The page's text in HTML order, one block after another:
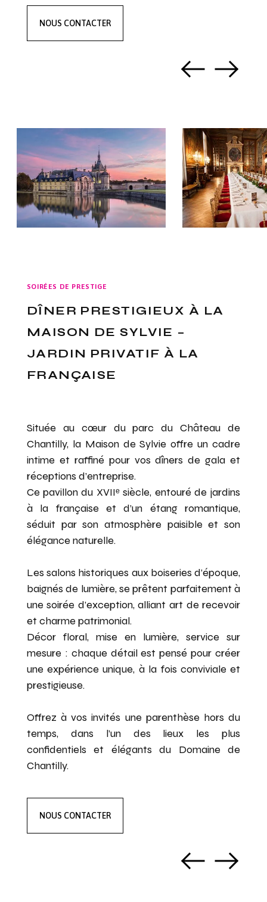
NOUS CONTACTER
SOIRÉES DE PRESTIGE
DÎNER PRESTIGIEUX À LA
MAISON DE SYLVIE –
JARDIN PRIVATIF À LA
FRANÇAISE
Située au cœur du parc du Château de
Chantilly, la Maison de Sylvie offre un cadre
intime et raffiné pour vos dîners de gala et
réceptions d’entreprise.
Ce pavillon du XVIIᵉ siècle, entouré de jardins
à la française et d’un étang romantique,
séduit par son atmosphère paisible et son
élégance naturelle.
Les salons historiques aux boiseries d’époque,
baignés de lumière, se prêtent parfaitement à
une soirée d’exception, alliant art de recevoir
et charme patrimonial.
Décor floral, mise en lumière, service sur
mesure : chaque détail est pensé pour créer
une expérience unique, à la fois conviviale et
prestigieuse.
Offrez à vos invités une parenthèse hors du
temps, dans l’un des lieux les plus
confidentiels et élégants du Domaine de
Chantilly.
NOUS CONTACTER